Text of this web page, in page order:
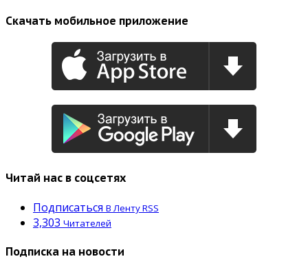
Скачать мобильное приложение
Читай нас в соцсетях
Подписаться В Ленту RSS
3,303 Читателей
Подписка на новости